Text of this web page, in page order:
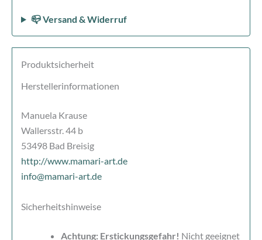
📪 Versand & Widerruf
Produktsicherheit
Herstellerinformationen
Manuela Krause
Wallersstr. 44 b
53498 Bad Breisig
http://www.mamari-art.de
info@mamari-art.de
Sicherheitshinweise
Achtung: Erstickungsgefahr! Nicht geeignet